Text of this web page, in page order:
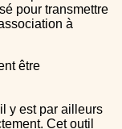
pour transmettre
à
y est par ailleurs
Cet outil